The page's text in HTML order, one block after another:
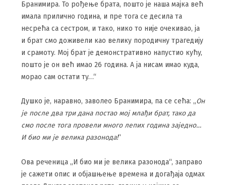
Бранимира. То рођење брата, пошто је наша мајка већ
имала прилично година, и пре тога се десила та
несрећа са сестром, и тако, нико то није очекивао, ја
и брат смо доживели као велику породичну трагедију
и срамоту. Мој брат је демонстративно напустио кућу,
пошто је он већ имао 26 година. А ја нисам имао куда,
морао сам остати ту…“
Душко је, наравно, заволео Бранимира, па се сећа: „Он
је после два три дана постао мој млађи брат, тако да
смо после тога провели много лепих година заједно…
И био ми је велика разонода!“
Ова реченица „И био ми је велика разонода“, заправо
је сажети опис и објашњење времена и догађаја одмах